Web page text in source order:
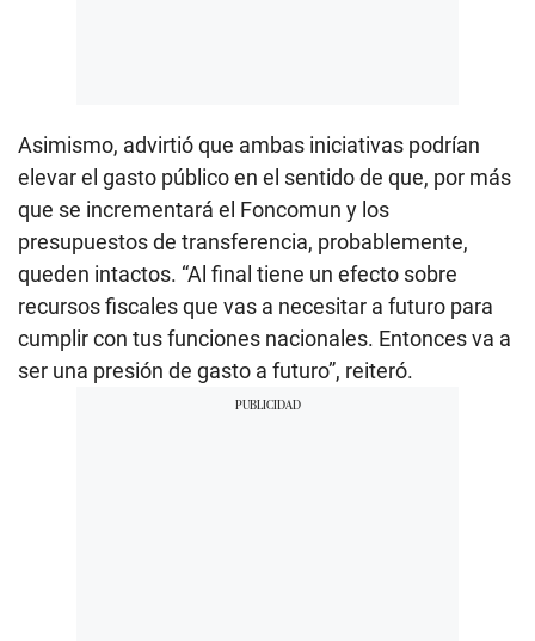
Asimismo, advirtió que ambas iniciativas podrían
elevar el gasto público en el sentido de que, por más
que se incrementará el Foncomun y los
presupuestos de transferencia, probablemente,
queden intactos. “Al final tiene un efecto sobre
recursos fiscales que vas a necesitar a futuro para
cumplir con tus funciones nacionales. Entonces va a
ser una presión de gasto a futuro”, reiteró.